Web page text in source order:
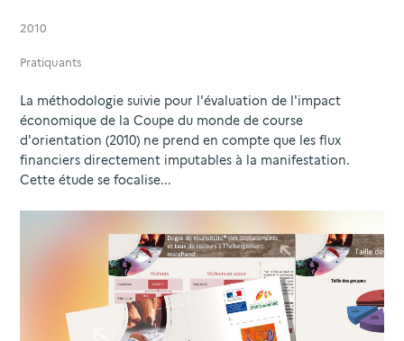
2010
Pratiquants
La méthodologie suivie pour l'évaluation de l'impact
économique de la Coupe du monde de course
d'orientation (2010) ne prend en compte que les flux
financiers directement imputables à la manifestation.
Cette étude se focalise...